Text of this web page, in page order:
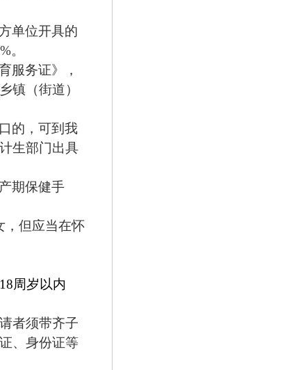
单位开具的
。
服务证》，
镇（街道）
的，可到我
生部门出具
期保健手
，但应当在怀
18周岁以内
者须带齐子
、身份证等